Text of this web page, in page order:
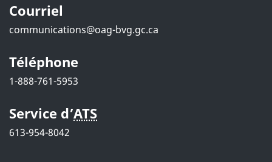
a
p
a
g
e
Courriel
communications@oag-bvg.gc.ca
Téléphone
1-888-761-5953
Service d’ATS
613-954-8042